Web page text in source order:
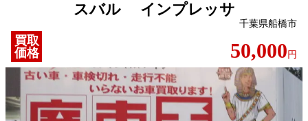
スバル インプレッサ
千葉県船橋市
買取
価格
50,000 円